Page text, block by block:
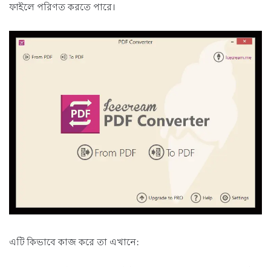
ফাইলে পরিণত করতে পারে।
এটি কিভাবে কাজ করে তা এখানে: